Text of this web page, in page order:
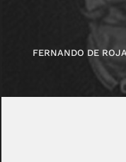
FERNANDO DE